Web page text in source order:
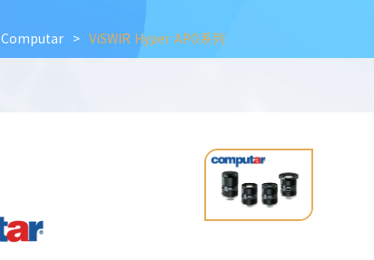
Computar > ViSWIR Hyper APO系列